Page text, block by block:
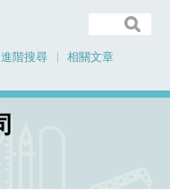
進階搜尋
相關文章